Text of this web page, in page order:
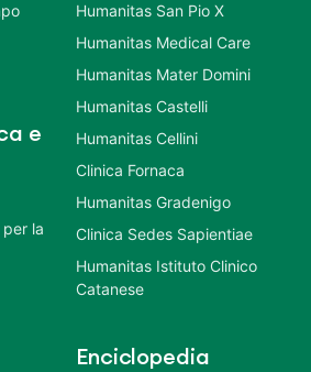
e
la
Humanitas San Pio X
Humanitas Medical Care
Humanitas Mater Domini
Humanitas Castelli
Humanitas Cellini
Clinica Fornaca
Humanitas Gradenigo
Clinica Sedes Sapientiae
Humanitas Istituto Clinico
Catanese
Enciclopedia